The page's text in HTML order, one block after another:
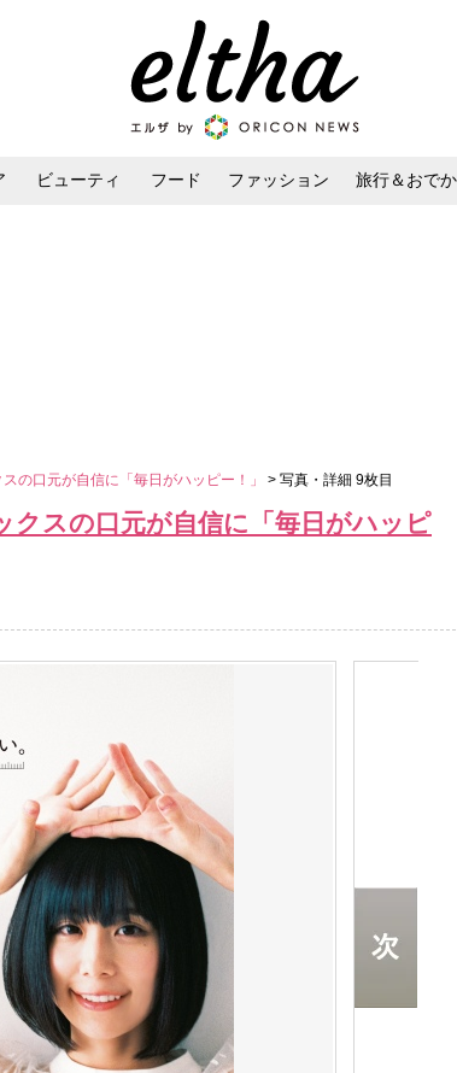
ビューティ フード ファッション 旅行＆おで
の口元が自信に「毎日がハッピー！」 > 写真・詳細 9枚目
クスの口元が自信に「毎日がハッピ